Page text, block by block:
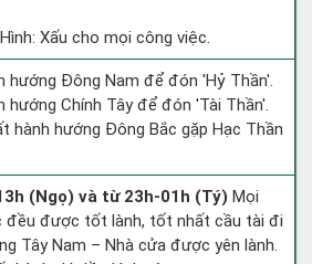
Xấu cho mọi công việc.
hướng Đông Nam để đón 'Hỷ Thần'.
hướng Chính Tây để đón 'Tài Thần'.
hành hướng Đông Bắc gặp Hạc Thần
(Ngọ) và từ 23h-01h (Tý) Mọi
đều được tốt lành, tốt nhất cầu tài đi
Tây Nam – Nhà cửa được yên lành.